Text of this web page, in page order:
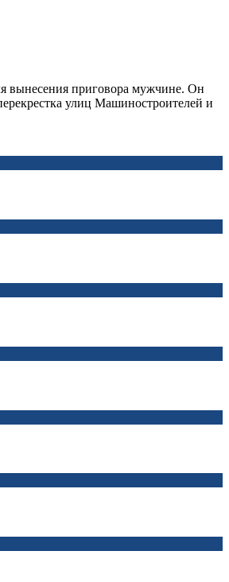
вынесения приговора мужчине. Он
улиц Машиностроителей и